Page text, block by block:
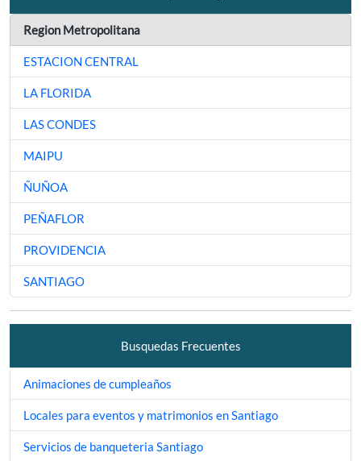
Region Metropolitana
ESTACION CENTRAL
LA FLORIDA
LAS CONDES
MAIPU
ÑUÑOA
PEÑAFLOR
PROVIDENCIA
SANTIAGO
Busquedas Frecuentes
Animaciones de cumpleaños
Locales para eventos y matrimonios en Santiago
Servicios de banqueteria Santiago